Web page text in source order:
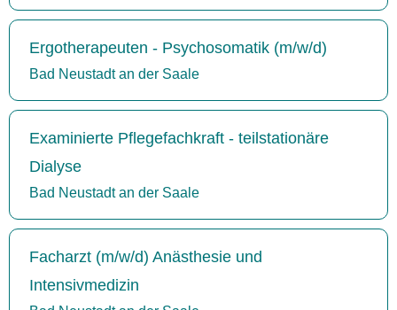
Ergotherapeuten - Psychosomatik (m/w/d)
Bad Neustadt an der Saale
Examinierte Pflegefachkraft - teilstationäre
Dialyse
Bad Neustadt an der Saale
Facharzt (m/w/d) Anästhesie und
Intensivmedizin